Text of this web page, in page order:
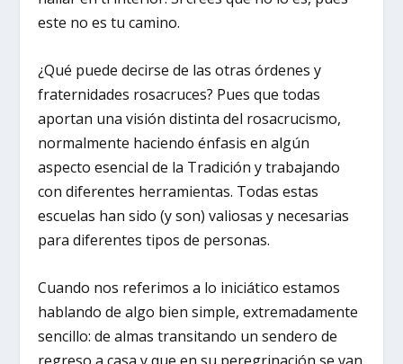
este no es tu camino.
¿Qué puede decirse de las otras órdenes y
fraternidades rosacruces? Pues que todas
aportan una visión distinta del rosacrucismo,
normalmente haciendo énfasis en algún
aspecto esencial de la Tradición y trabajando
con diferentes herramientas. Todas estas
escuelas han sido (y son) valiosas y necesarias
para diferentes tipos de personas.
Cuando nos referimos a lo iniciático estamos
hablando de algo bien simple, extremadamente
sencillo: de almas transitando un sendero de